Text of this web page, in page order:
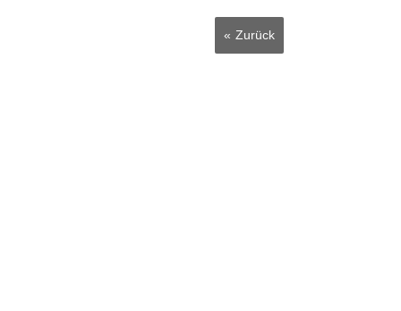
Zurück